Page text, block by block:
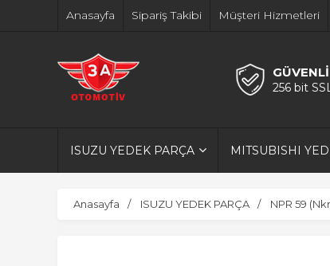
Anasayfa Sipariş Takibi Müşteri Hizmetleri
256 bit
ISUZU YEDEK PARÇA MITSUBISHI
Anasayfa ISUZU YEDEK PARÇA NPR 59